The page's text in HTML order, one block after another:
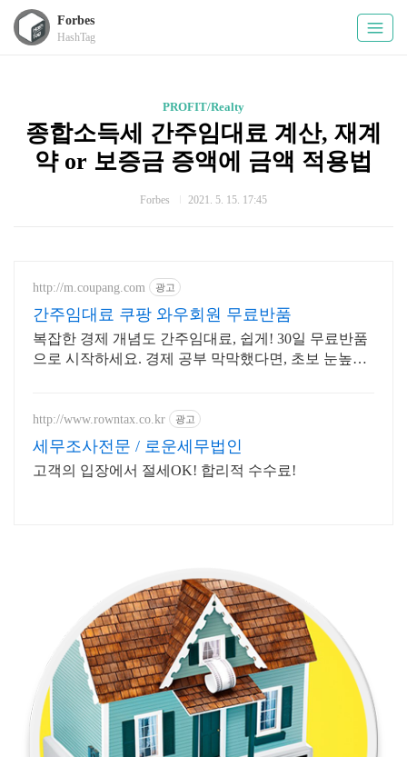
Forbes
HashTag
PROFIT/Realty
종합소득세 간주임대료 계산, 재계
약 or 보증금 증액에 금액 적용법
Forbes 2021. 5. 15. 17:45
http://m.coupang.com 광고
간주임대료 쿠팡 와우회원 무료반품
복잡한 경제 개념도 간주임대료, 쉽게! 30일 무료반품
으로 시작하세요. 경제 공부 막막했다면, 초보 눈높이
http://www.rowntax.co.kr 광고
세무조사전문 / 로운세무법인
고객의 입장에서 절세OK! 합리적 수수료!